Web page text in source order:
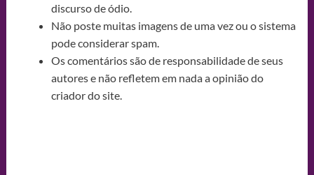
discurso de ódio.
Não poste muitas imagens de uma vez ou o sistema
pode considerar spam.
Os comentários são de responsabilidade de seus
autores e não refletem em nada a opinião do
criador do site.